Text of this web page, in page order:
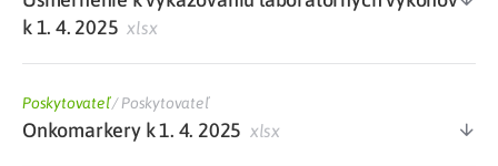
k 1. 4. 2025 xlsx
Poskytovateľ/Poskytovateľ
Onkomarkery k 1. 4. 2025 xlsx